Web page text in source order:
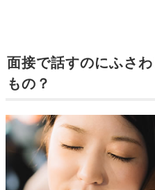
面接で話すのにふさ
もの？